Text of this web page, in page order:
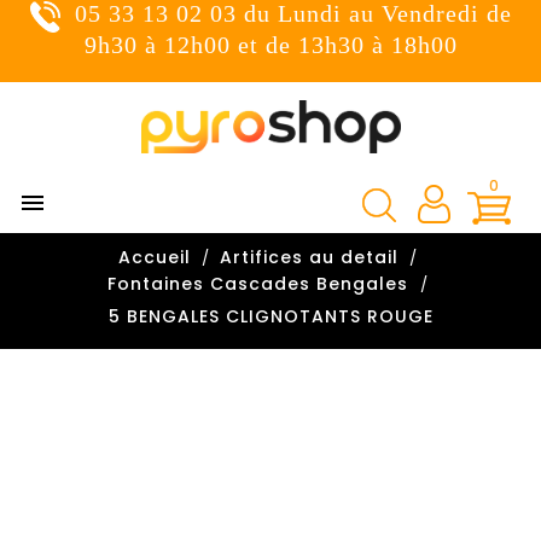
05 33 13 02 03 du Lundi au Vendredi de
9h30 à 12h00 et de 13h30 à 18h00
0

Accueil
Artifices au detail
Fontaines Cascades Bengales
5 BENGALES CLIGNOTANTS ROUGE
Connexion
You need to be logged in to save products in your wish
Annuler Connexion